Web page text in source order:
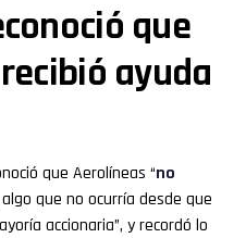
que
ayuda
que Aerolíneas “no
que no ocurría desde que
accionaria”, y recordó lo